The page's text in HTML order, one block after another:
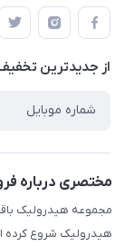
لیست محصولات
درباره ما
قوانین و مقررات
حریم خصوصی
راهنما
از جدید‌ترین
مختصری درباره
هیدرولیک شروع